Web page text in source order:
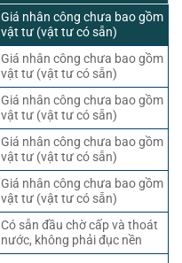
Giá nhân công chưa bao gồm
vật tư (vật tư có sẵn)
Giá nhân công chưa bao gồm
vật tư (vật tư có sẵn)
Giá nhân công chưa bao gồm
vật tư (vật tư có sẵn)
Giá nhân công chưa bao gồm
vật tư (vật tư có sẵn)
Giá nhân công chưa bao gồm
vật tư (vật tư có sẵn)
Có sẵn đầu chờ cấp và thoát
nước, không phải đục nền